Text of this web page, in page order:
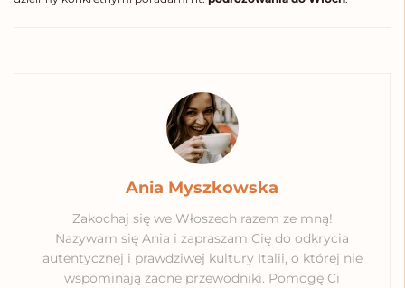
Ania Myszkowska
Zakochaj się we Włoszech razem ze mną!
Nazywam się Ania i zapraszam Cię do odkrycia
autentycznej i prawdziwej kultury Italii, o której nie
wspominają żadne przewodniki. Pomogę Ci